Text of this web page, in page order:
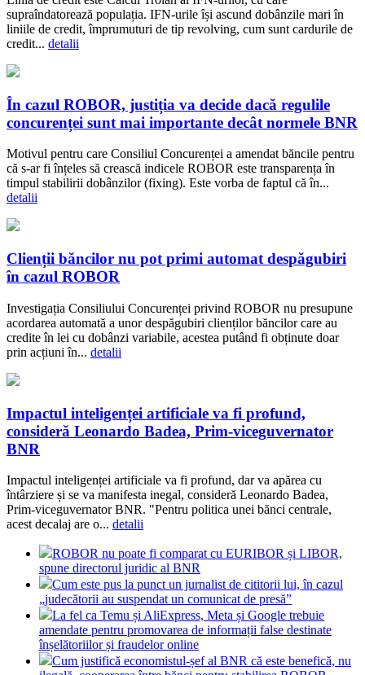
supraîndatorează populația. IFN-urile își ascund dobânzile mari în
liniile de credit, împrumuturi de tip revolving, cum sunt cardurile de
credit... detalii
În cazul ROBOR, justiția va decide dacă regulile
concurenței sunt mai importante decât normele BNR
Motivul pentru care Consiliul Concurenței a amendat băncile pentru
că s-ar fi înțeles să crească indicele ROBOR este transparența în
timpul stabilirii dobânzilor (fixing). Este vorba de faptul că în...
detalii
Clienții băncilor nu pot primi automat despăgubiri
în cazul ROBOR
Investigația Consiliului Concurenței privind ROBOR nu presupune
acordarea automată a unor despăgubiri clienților băncilor care au
credite în lei cu dobânzi variabile, acestea putând fi obținute doar
prin acțiuni în... detalii
Impactul inteligenței artificiale va fi profund,
consideră Leonardo Badea, Prim-viceguvernator
BNR
Impactul inteligenței artificiale va fi profund, dar va apărea cu
întârziere și se va manifesta inegal, consideră Leonardo Badea,
Prim-viceguvernator BNR. "Pentru politica unei bănci centrale,
acest decalaj are o... detalii
ROBOR nu poate fi comparat cu EURIBOR și LIBOR,
spune directorul juridic al BNR
Cum este pus la punct un jurnalist de cititorii lui, în cazul
„judecătorii au suspendat un comunicat de presă”
La fel ca Temu și AliExpress, Meta și Google trebuie
amendate pentru promovarea de informații false destinate
înșelătoriilor și fraudelor online
Cum justifică economistul-șef al BNR că este benefică, nu